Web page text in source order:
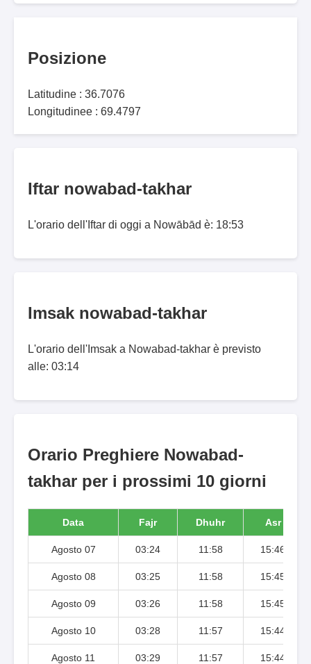
Posizione
Latitudine : 36.7076
Longitudinee : 69.4797
Iftar nowabad-takhar
L'orario dell'Iftar di oggi a Nowābād è: 18:53
Imsak nowabad-takhar
L'orario dell'Imsak a Nowabad-takhar è previsto
alle: 03:14
Orario Preghiere Nowabad-
takhar per i prossimi 10 giorni
Data Fajr Dhuhr Asr
Agosto 07 03:24 11:58 15:46
Agosto 08 03:25 11:58 15:45
Agosto 09 03:26 11:58 15:45
Agosto 10 03:28 11:57 15:44
Agosto 11 03:29 11:57 15:44